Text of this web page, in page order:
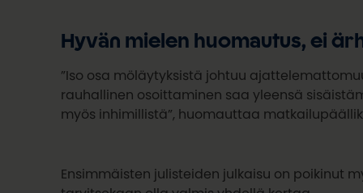
Hyvän mielen huomautus, ei
”Iso osa möläytyksistä johtuu
rauhallinen osoittaminen saa yleensä
myös inhimillistä”, huomauttaa
Ensimmäisten julisteiden julkaisu on poikinut